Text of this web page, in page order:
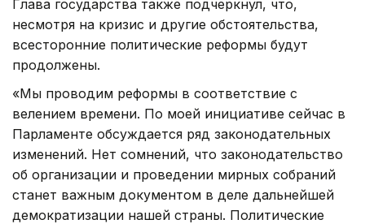
Глава государства также подчеркнул, что,
несмотря на кризис и другие обстоятельства,
всесторонние политические реформы будут
продолжены.
«Мы проводим реформы в соответствие с
велением времени. По моей инициативе сейчас в
Парламенте обсуждается ряд законодательных
изменений. Нет сомнений, что законодательство
об организации и проведении мирных собраний
станет важным документом в деле дальнейшей
демократизации нашей страны. Политические